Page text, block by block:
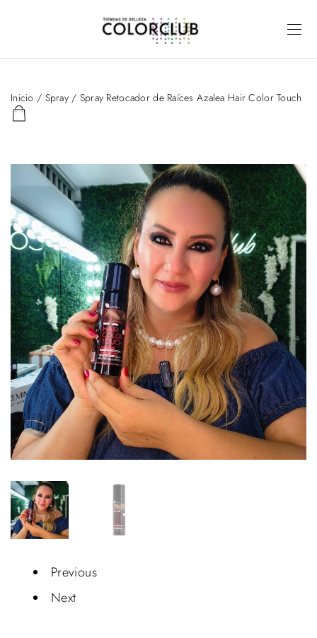
Inicio / Spray/ Spray Retocador de Raíces Azalea Hair Color Touch
Previous
Next